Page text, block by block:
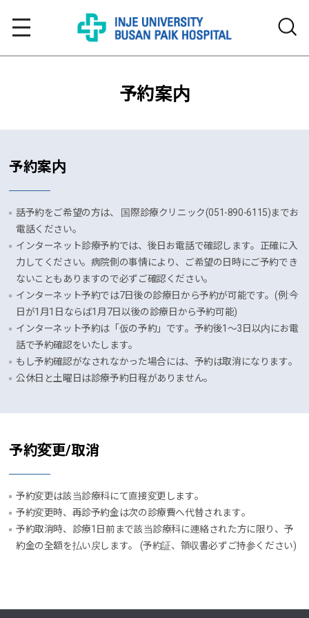
予約案内
予約案内
話予約をご希望の方は、 国際診療クリニック(051-890-6115)までお
電話ください。
インターネット診療予約では、後日お電話で確認します。正確に入
力してください。病院側の事情により、ご希望の日時にご予約でき
ないこともありますので必ずご確認ください。
インターネット予約では7日後の診療日から予約が可能です。(例:今
日が1月1日ならば1月7日以後の診療日から予約可能)
インターネット予約は「仮の予約」です。予約後1～3日以内にお電
話で予約確認をいたします。
もし予約確認がなされなかった場合には、予約は取消になります。
公休日と土曜日は診療予約日程がありません。
予約変更/取消
予約変更は該当診療科にて直接変更します。
予約変更時、再診予約金は次の診療費へ代替されます。
予約取消時、診療1日前まで該当診療科に連絡された方に限り、予
約金の全額を払い戻します。 (予約証、領収書必ずご持参ください)